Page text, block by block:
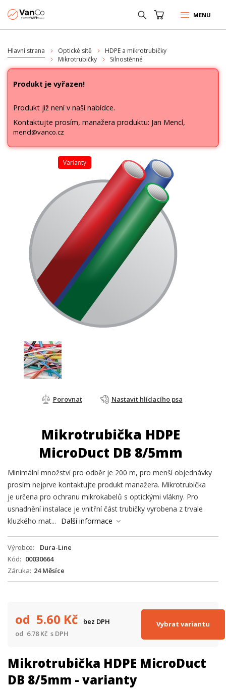
MENU
Hlavní strana Optické sítě
HDPE a mikrotrubičky
Mikrotrubičky
Silnostěnné
Produkt je vyřazen!
Produkt již není v naší nabídce.
Kontaktujte prosím, manažera produktu: Jan Mencl,
mencl@vanco.cz
varianty
Porovnat Nastavit hlídacího psa
Mikrotrubička HDPE
MicroDuct DB 8/5mm
Minimální množství pro odběr je 200 m, pro menší objednávky
prosím nejprve kontaktujte produkt manažera. Mikrotrubička
je určena pro ochranu mikrokabelů s optickými vlákny. Pro
usnadnění instalace je vnitřní část trubičky vyrobena z trvale
kluzkého mat...
Další informace
Výrobce
Dura-Line
Kód
00030664
Záruka 24 Měsíce
od 5.60 Kč
bez DPH
od 6.78Kč s DPH
Vybrat variantu
Mikrotrubička HDPE MicroDuct
DB 8/5mm - varianty